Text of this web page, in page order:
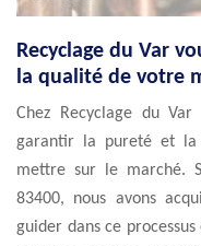
Recyclage du Var
la qualité de votre
Chez Recyclage du
garantir la pureté et
mettre sur le marché.
83400, nous avons
guider dans ce